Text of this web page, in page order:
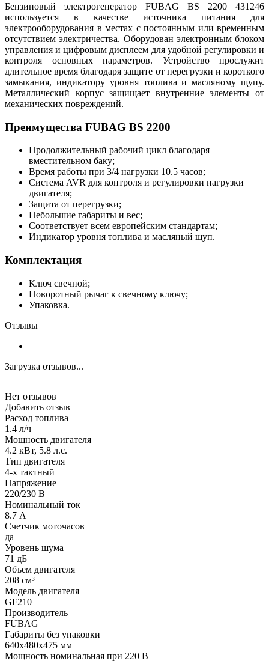
Бензиновый электрогенератор FUBAG BS 2200 431246
используется в качестве источника питания для
электрооборудования в местах с постоянным или временным
отсутствием электричества. Оборудован электронным блоком
управления и цифровым дисплеем для удобной регулировки и
контроля основных параметров. Устройство прослужит
длительное время благодаря защите от перегрузки и короткого
замыкания, индикатору уровня топлива и масляному щупу.
Металлический корпус защищает внутренние элементы от
механических повреждений.
Преимущества FUBAG BS 2200
Продолжительный рабочий цикл благодаря
вместительном баку;
Время работы при 3/4 нагрузки 10.5 часов;
Система AVR для контроля и регулировки нагрузки
двигателя;
Защита от перегрузки;
Небольшие габариты и вес;
Соответствует всем европейским стандартам;
Индикатор уровня топлива и масляный щуп.
Комплектация
Ключ свечной;
Поворотный рычаг к свечному ключу;
Упаковка.
Отзывы
Загрузка отзывов...
Нет отзывов
Добавить отзыв
Расход топлива
1.4 л/ч
Мощность двигателя
4.2 кВт, 5.8 л.с.
Тип двигателя
4-х тактный
Напряжение
220/230 В
Номинальный ток
8.7 А
Счетчик моточасов
да
Уровень шума
71 дБ
Объем двигателя
208 см³
Модель двигателя
GF210
Производитель
FUBAG
Габариты без упаковки
640х480х475 мм
Мощность номинальная при 220 В